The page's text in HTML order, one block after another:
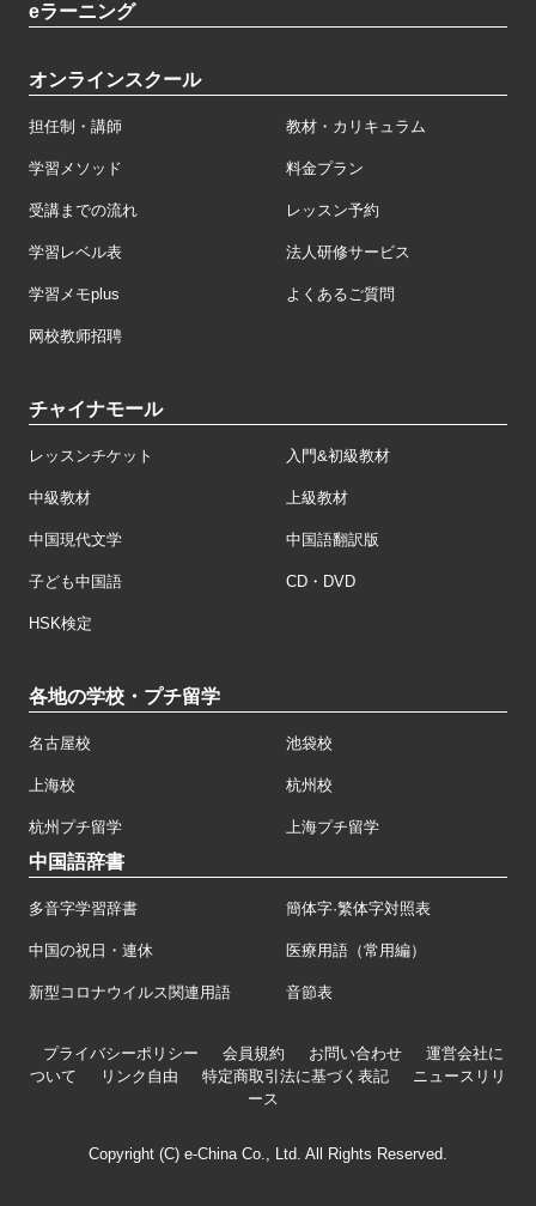
eラーニング
オンラインスクール
担任制・講師 教材・カリキュラム
学習メソッド 料金プラン
受講までの流れ レッスン予約
学習レベル表 法人研修サービス
学習メモplus よくあるご質問
网校教师招聘
チャイナモール
レッスンチケット 入門&初級教材
中級教材 上級教材
中国現代文学 中国語翻訳版
子ども中国語 CD・DVD
HSK検定
各地の学校・プチ留学
名古屋校 池袋校
上海校 杭州校
杭州プチ留学 上海プチ留学
中国語辞書
多音字学習辞書 簡体字·繁体字対照表
中国の祝日・連休 医療用語（常用編）
新型コロナウイルス関連用語 音節表
プライバシーポリシー 会員規約 お問い合わせ
運営会社に
ついて
リンク自由 特定商取引法に基づく表記
ニュースリリ
ース
Copyright (C) e-China Co., Ltd. All Rights Reserved.